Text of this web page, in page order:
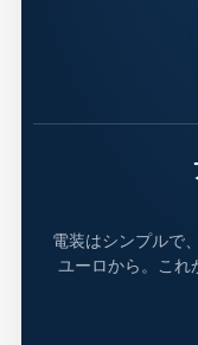
電装はシンプルで
ユーロから。これ